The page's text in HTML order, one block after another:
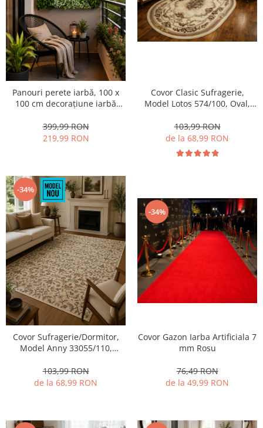
Panouri perete iarbă, 100 x
100 cm decorațiune iarbă
Bellin B017,
Balcon/Gard/Restaurat/Hotel,
399,99 RON
219,99 RON
Covor Clasic Sufragerie,
Model Lotos 574/100, Oval,
103,99 RON
de la 68,99 RON
-34%
Covor Sufragerie/Dormitor,
Model Anny 33055/110,
103,99 RON
de la 68,99 RON
-34%
Covor Gazon Iarba Artificiala 7
mm Rosu
76,49 RON
de la 49,99 RON